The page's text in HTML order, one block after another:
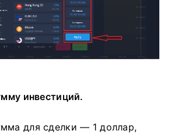
инвестиций.
для сделки — 1 доллар,